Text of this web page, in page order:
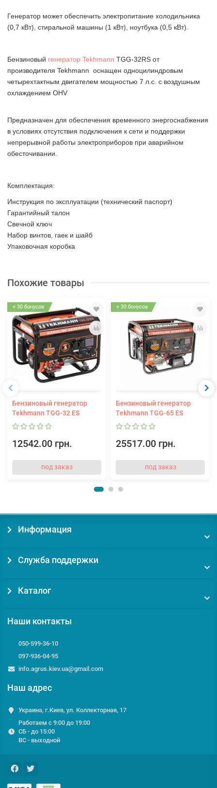
Генератор может обеспечить электропитание холодильника
(0,7 кВт), стиральной машины (1 кВт), ноутбука (0,5 кВт).
Бензиновый генератор Tekhmann TGG-32RS от
производителя Tekhmann оснащен одноцилиндровым
четырехтактным двигателем мощностью 7 л.с. с воздушным
охлаждением OHV
Предназначен для обеспечения временного энергоснабжения
в условиях отсутствия подключения к сети и поддержки
непрерывной работы электроприборов при аварийном
обесточивании.
Комплектация:
Инструкция по эксплуатации (технический паспорт)
Гарантийный талон
Свечной ключ
Набор винтов, гаек и шайб
Упаковочная коробка
Похожие товары
+ 30 бонусов
Бензиновый генератор
Tekhmann TGG-32 ES
12542.00 грн.
под заказ
+ 30 бонусов
Бензиновый генератор
Tekhmann TGG-65 ES
25517.00 грн.
под заказ
Информация
Служба поддержки
Каталог
Наши контакты
050-599-36-10
097-936-04-95
info.agrus.kiev.ua@gmail.com
Наш адрес
Украина, г.Киев, ул. Коллекторная, 17
Работаем с 9:00 до 19:00
СБ - до 15:00
ВС - выходной